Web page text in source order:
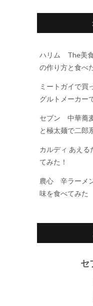
ハリム The美食
の作り方と食べ
ミートガイで買
グルトメーカー
セブン 中華蕎
と極太麺で二郎
カルディ あえ
てみた！
農心 辛ラーメ
味を食べてみた
セ